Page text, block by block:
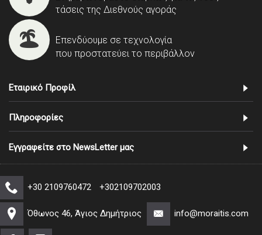
τάσεις της Διεθνούς αγοράς
Επενδύουμε σε τεχνολογία
που προστατεύει το περιβάλλον
Εταιρικό Προφίλ
Πληροφορίες
Εγγραφείτε στο NewsLetter μας
+30 2109760472 +302109702003
Όθωνος 46, Άγιος Δημήτριος info@moraitis.com